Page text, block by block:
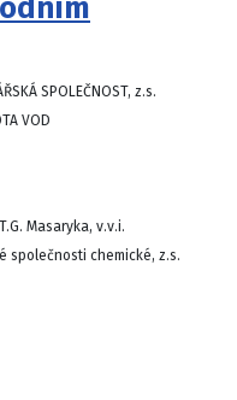
SPOLEČNOST, z.s.
VOD
Masaryka, v.v.i.
společnosti chemické, z.s.